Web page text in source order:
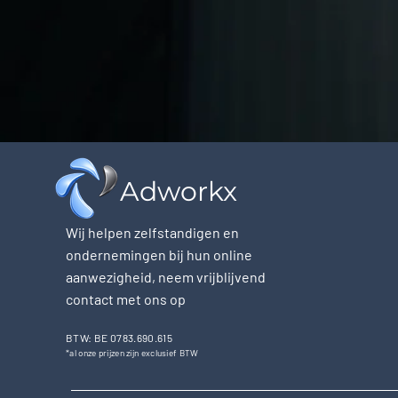
Adworkx
Wij helpen zelfstandigen en
ondernemingen bij hun online
aanwezigheid, neem vrijblijvend
contact met ons op
BTW: BE 0783.690.615
*al onze prijzen zijn exclusief BTW